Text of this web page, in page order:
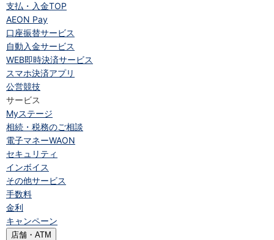
支払・入金TOP
AEON Pay
口座振替サービス
自動入金サービス
WEB即時決済サービス
スマホ決済アプリ
公営競技
サービス
Myステージ
相続・税務のご相談
電子マネーWAON
セキュリティ
インボイス
その他サービス
手数料
金利
キャンペーン
店舗・ATM